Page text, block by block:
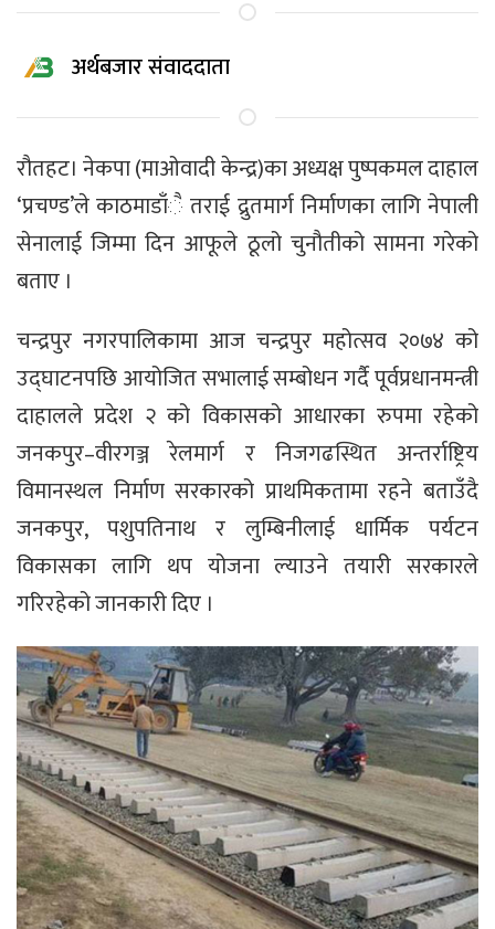
अर्थबजार संवाददाता
रौतहट। नेकपा (माओवादी केन्द्र)का अध्यक्ष पुष्पकमल दाहाल
‘प्रचण्ड’ले काठमाडाँै तराई द्रुतमार्ग निर्माणका लागि नेपाली
सेनालाई जिम्मा दिन आफूले ठूलो चुनौतीको सामना गरेको
बताए ।
चन्द्रपुर नगरपालिकामा आज चन्द्रपुर महोत्सव २०७४ को
उद्घाटनपछि आयोजित सभालाई सम्बोधन गर्दै पूर्वप्रधानमन्त्री
दाहालले प्रदेश २ को विकासको आधारका रुपमा रहेको
जनकपुर–वीरगञ्ज रेलमार्ग र निजगढस्थित अन्तर्राष्ट्रिय
विमानस्थल निर्माण सरकारको प्राथमिकतामा रहने बताउँदै
जनकपुर, पशुपतिनाथ र लुम्बिनीलाई धार्मिक पर्यटन
विकासका लागि थप योजना ल्याउने तयारी सरकारले
गरिरहेको जानकारी दिए ।